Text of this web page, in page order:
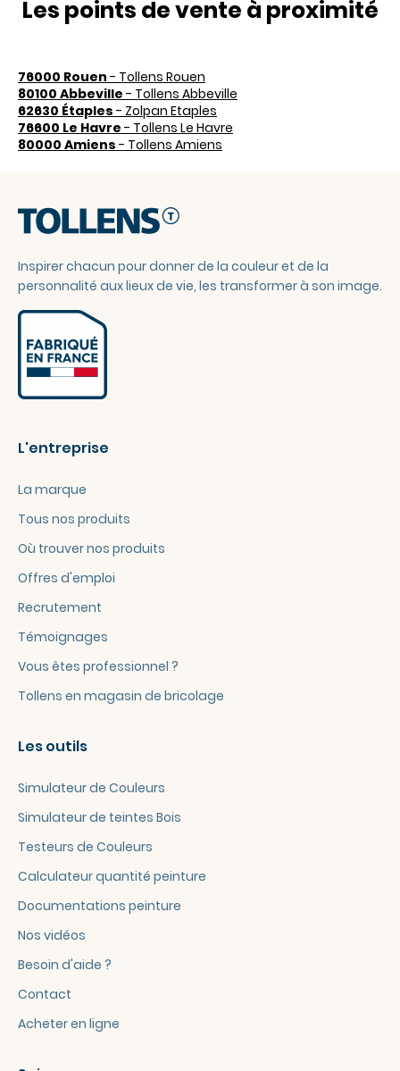
Les points de vente à proximité
76000 Rouen - Tollens Rouen
80100 Abbeville - Tollens Abbeville
62630 Étaples - Zolpan Etaples
76600 Le Havre - Tollens Le Havre
80000 Amiens - Tollens Amiens
Inspirer chacun pour donner de la couleur et de la
personnalité aux lieux de vie, les transformer à son image.
L'entreprise
La marque
Tous nos produits
Où trouver nos produits
Offres d'emploi
Recrutement
Témoignages
Vous êtes professionnel ?
Tollens en magasin de bricolage
Les outils
Simulateur de Couleurs
Simulateur de teintes Bois
Testeurs de Couleurs
Calculateur quantité peinture
Documentations peinture
Nos vidéos
Besoin d'aide ?
Contact
Acheter en ligne